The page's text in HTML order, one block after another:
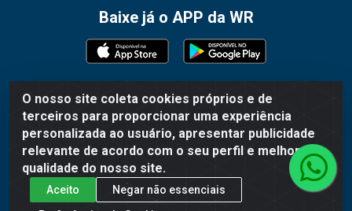
O nosso site coleta cookies próprios e de
terceiros para proporcionar uma experiência
personalizada ao usuário, apresentar publicidade
relevante de acordo com o seu perfil e melhorar a
qualidade do nosso site.
Aceito
Negar não essenciais
Baixe já o APP da WR
WR Embalagens - R. Cel. Teodoro Gomes de Araújo,
1360 - Grogotó - Barbacena / MG - CEP 36202-628 -
CNPJ 02.692.206/0001-55